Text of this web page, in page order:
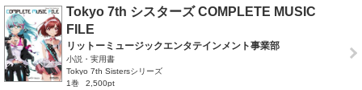
Tokyo 7th シスターズ COMPLETE MUSIC
FILE
リットーミュージックエンタテインメント事業部
小説・実用書
Tokyo 7th Sistersシリーズ
1巻
2,500pt